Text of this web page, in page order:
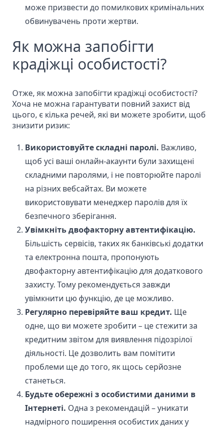
може призвести до помилкових кримінальних
обвинувачень проти жертви.
Як можна запобігти
крадіжці особистості?
Отже, як можна запобігти крадіжці особистості?
Хоча не можна гарантувати повний захист від
цього, є кілька речей, які ви можете зробити, щоб
знизити ризик:
Використовуйте складні паролі. Важливо,
щоб усі ваші онлайн-акаунти були захищені
складними паролями, і не повторюйте паролі
на різних вебсайтах. Ви можете
використовувати менеджер паролів для їх
безпечного зберігання.
Увімкніть двофакторну автентифікацію.
Більшість сервісів, таких як банківські додатки
та електронна пошта, пропонують
двофакторну автентифікацію для додаткового
захисту. Тому рекомендується завжди
увімкнити цю функцію, де це можливо.
Регулярно перевіряйте ваш кредит. Ще
одне, що ви можете зробити – це стежити за
кредитним звітом для виявлення підозрілої
діяльності. Це дозволить вам помітити
проблеми ще до того, як щось серйозне
станеться.
Будьте обережні з особистими даними в
Інтернеті. Одна з рекомендацій – уникати
надмірного поширення особистих даних у